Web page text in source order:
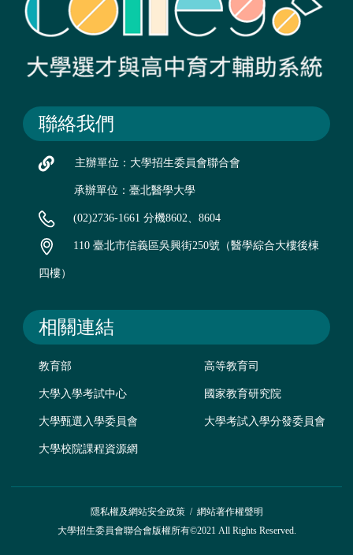
聯絡我們
主辦單位：大學招生委員會聯合會
承辦單位：臺北醫學大學
(02)2736-1661 分機8602、8604
110 臺北市信義區吳興街250號（醫學綜合大樓後棟
四樓）
相關連結
教育部 高等教育司
大學入學考試中心 國家教育研究院
大學甄選入學委員會 大學考試入學分發委員會
大學校院課程資源網
隱私權及網站安全政策/ 網站著作權聲明
大學招生委員會聯合會版權所有©2021 All Rights Reserved.